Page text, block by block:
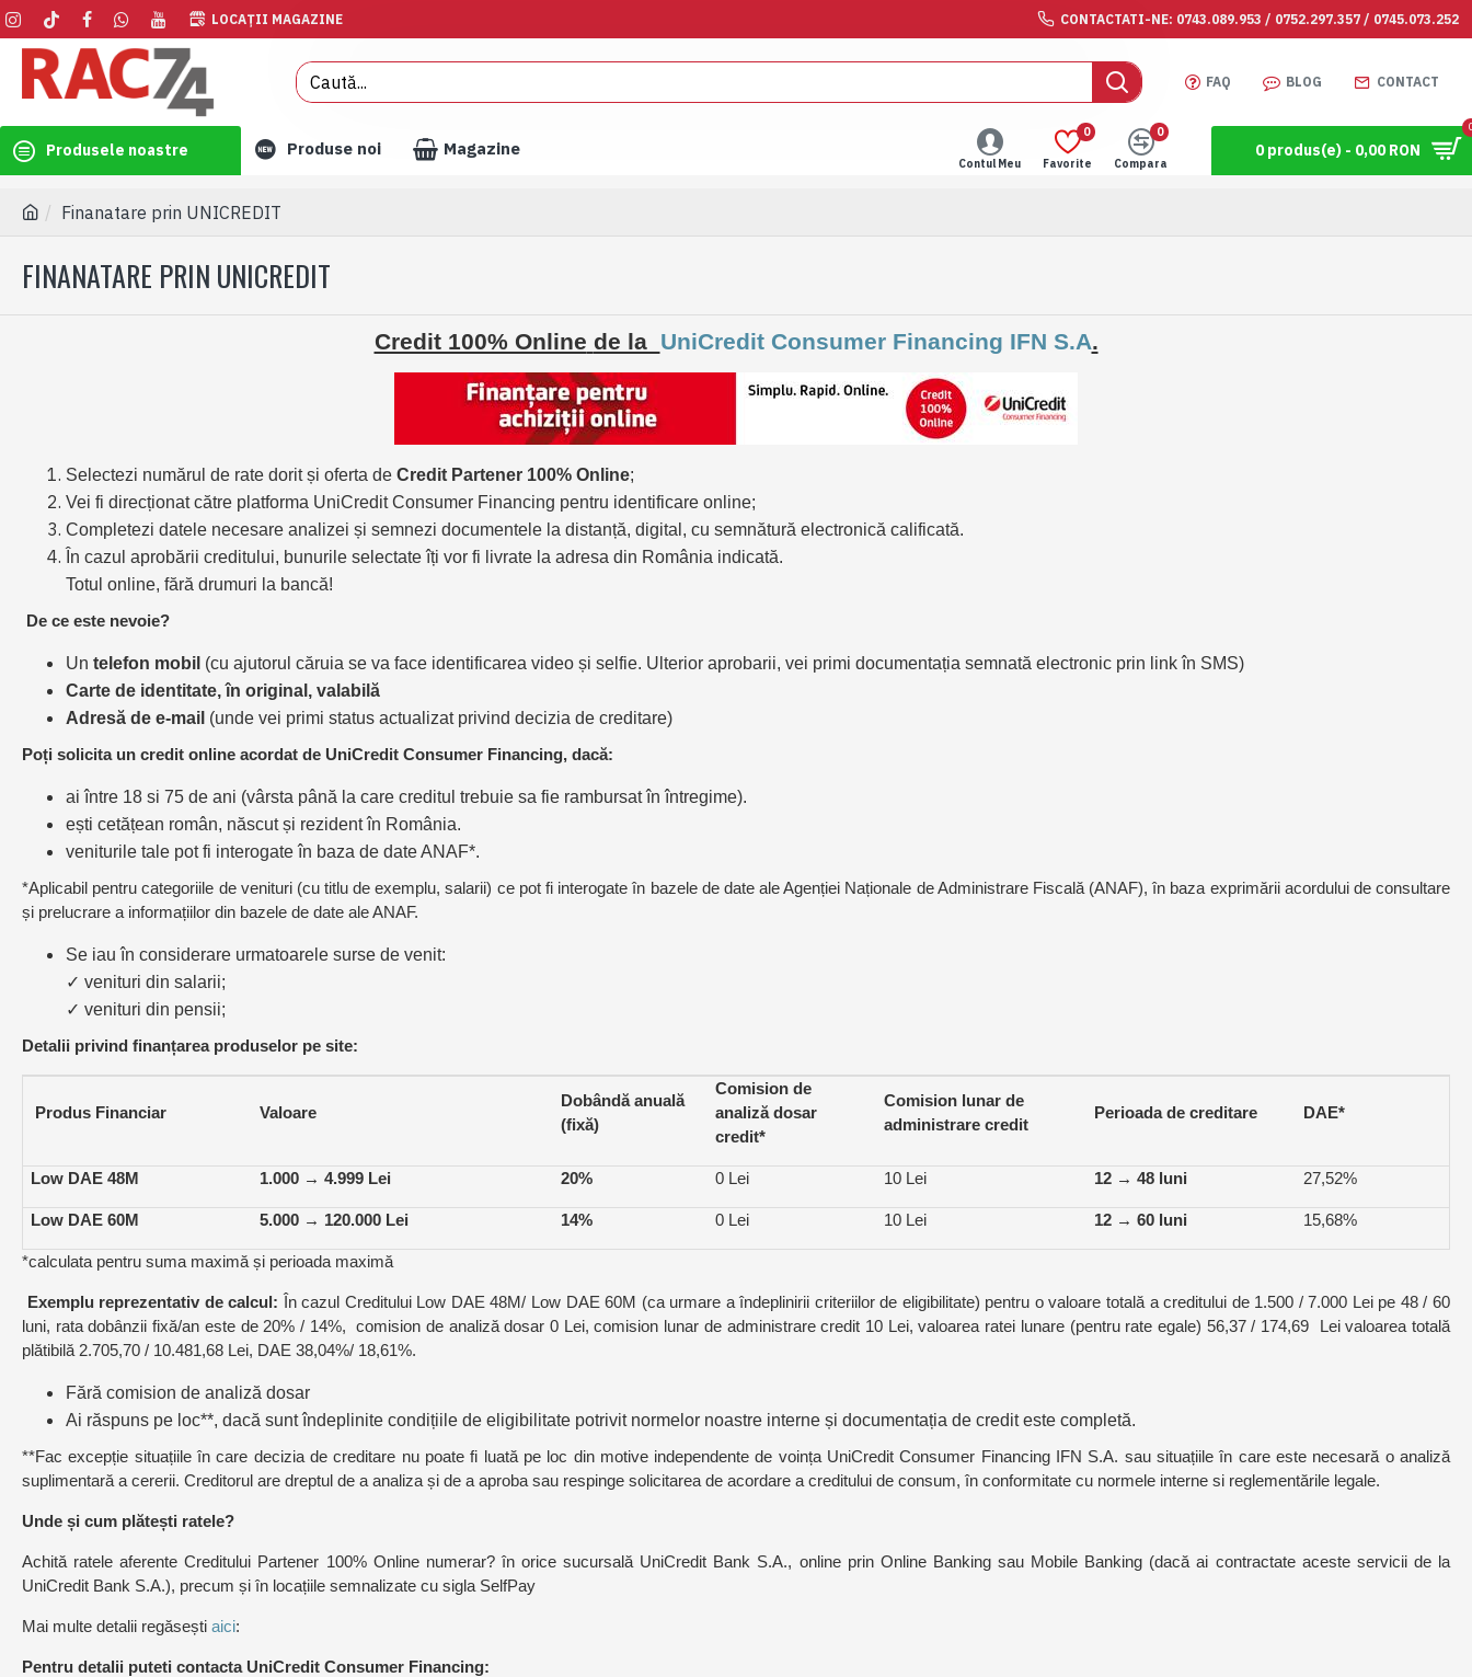
LOCAȚII MAGAZINE CONTACTATI-NE: 0743.089.953 / 0752.297.357 / 0745.073.252
FAQ BLOG CONTACT
Produsele noastre Produse noi Magazine
Contul Meu Favorite
0
Compara
0
0 produs(e) - 0,00 RON
Finanatare prin UNICREDIT
FINANATARE PRIN UNICREDIT
Credit 100% Online de la UniCredit Consumer Financing IFN S.A.
Selectezi numărul de rate dorit și oferta de Credit Partener 100% Online;
Vei fi direcționat către platforma UniCredit Consumer Financing pentru identificare online;
Completezi datele necesare analizei și semnezi documentele la distanță, digital, cu semnătură electronică calificată.
În cazul aprobării creditului, bunurile selectate îți vor fi livrate la adresa din România indicată.
Totul online, fără drumuri la bancă!
De ce este nevoie?
Un telefon mobil (cu ajutorul căruia se va face identificarea video și selfie. Ulterior aprobarii, vei primi documentația semnată electronic prin link în SMS)
Carte de identitate, în original, valabilă
Adresă de e-mail (unde vei primi status actualizat privind decizia de creditare)
Poți solicita un credit online acordat de UniCredit Consumer Financing, dacă:
ai între 18 si 75 de ani (vârsta până la care creditul trebuie sa fie rambursat în întregime).
ești cetățean român, născut și rezident în România.
veniturile tale pot fi interogate în baza de date ANAF*.
*Aplicabil pentru categoriile de venituri (cu titlu de exemplu, salarii) ce pot fi interogate în bazele de date ale Agenției Naționale de Administrare Fiscală (ANAF), în baza exprimării acordului de consultare
și prelucrare a informațiilor din bazele de date ale ANAF.
Se iau în considerare urmatoarele surse de venit:
✓ venituri din salarii;
✓ venituri din pensii;
Detalii privind finanțarea produselor pe site:
Produs Financiar Valoare
Dobândă anuală
(fixă)
Comision de
analiză dosar
credit*
Comision lunar de
administrare credit
Perioada de creditare DAE*
Low DAE 48M 1.000 → 4.999 Lei 20% 0 Lei 10 Lei 12 → 48 luni 27,52%
Low DAE 60M 5.000 → 120.000 Lei 14% 0 Lei 10 Lei 12 → 60 luni 15,68%
*calculata pentru suma maximă și perioada maximă
Exemplu reprezentativ de calcul: În cazul Creditului Low DAE 48M/ Low DAE 60M (ca urmare a îndeplinirii criteriilor de eligibilitate) pentru o valoare totală a creditului de 1.500 / 7.000 Lei pe 48 / 60
luni, rata dobânzii fixă/an este de 20% / 14%, comision de analiză dosar 0 Lei, comision lunar de administrare credit 10 Lei, valoarea ratei lunare (pentru rate egale) 56,37 / 174,69 Lei valoarea totală
plătibilă 2.705,70 / 10.481,68 Lei, DAE 38,04%/ 18,61%.
Fără comision de analiză dosar
Ai răspuns pe loc**, dacă sunt îndeplinite condițiile de eligibilitate potrivit normelor noastre interne și documentația de credit este completă.
**Fac excepție situațiile în care decizia de creditare nu poate fi luată pe loc din motive independente de voința UniCredit Consumer Financing IFN S.A. sau situațiile în care este necesară o analiză
suplimentară a cererii. Creditorul are dreptul de a analiza și de a aproba sau respinge solicitarea de acordare a creditului de consum, în conformitate cu normele interne si reglementările legale.
Unde și cum plătești ratele?
Achită ratele aferente Creditului Partener 100% Online numerar? în orice sucursală UniCredit Bank S.A., online prin Online Banking sau Mobile Banking (dacă ai contractate aceste servicii de la
UniCredit Bank S.A.), precum și în locațiile semnalizate cu sigla SelfPay
Mai multe detalii regăsești aici:
Pentru detalii puteti contacta UniCredit Consumer Financing: